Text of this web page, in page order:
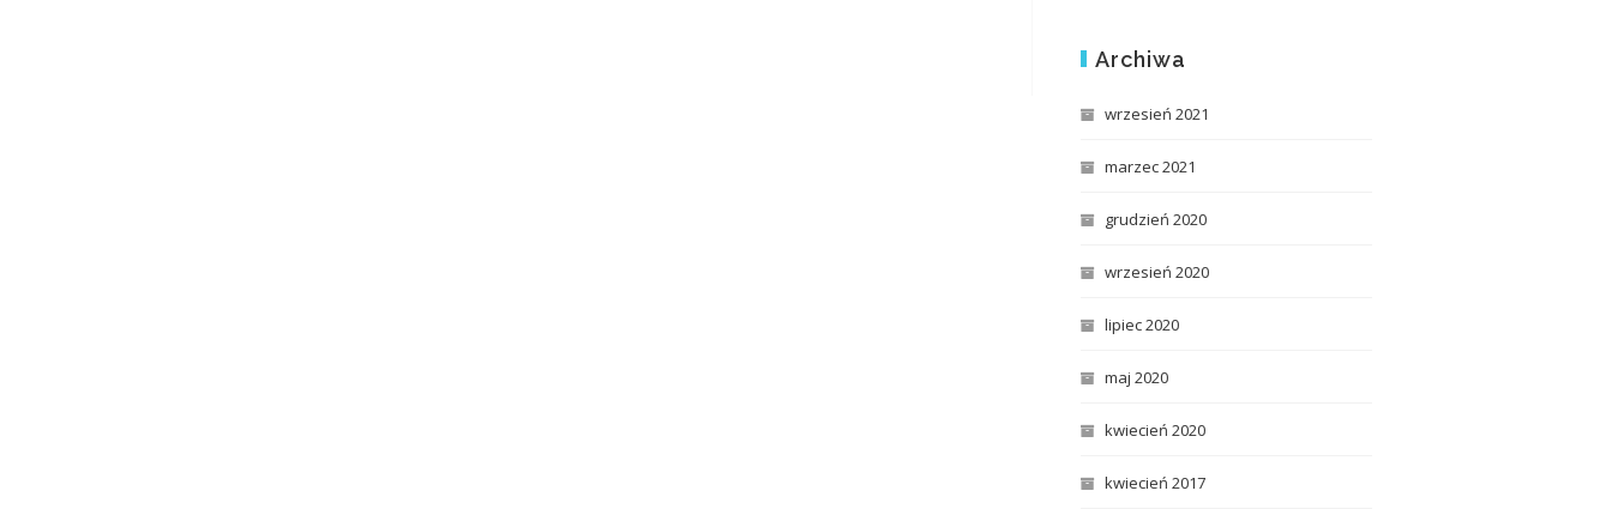
Archiwa
wrzesień 2021
marzec 2021
grudzień 2020
wrzesień 2020
lipiec 2020
maj 2020
kwiecień 2020
kwiecień 2017